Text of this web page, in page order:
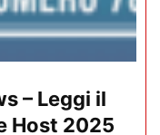
– Leggi il
Host 2025